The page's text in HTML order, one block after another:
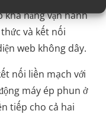
khả năng vận hành
và kết nối
web không dây.
nối liền mạch với
máy ép phun ở
tiếp cho cả hai